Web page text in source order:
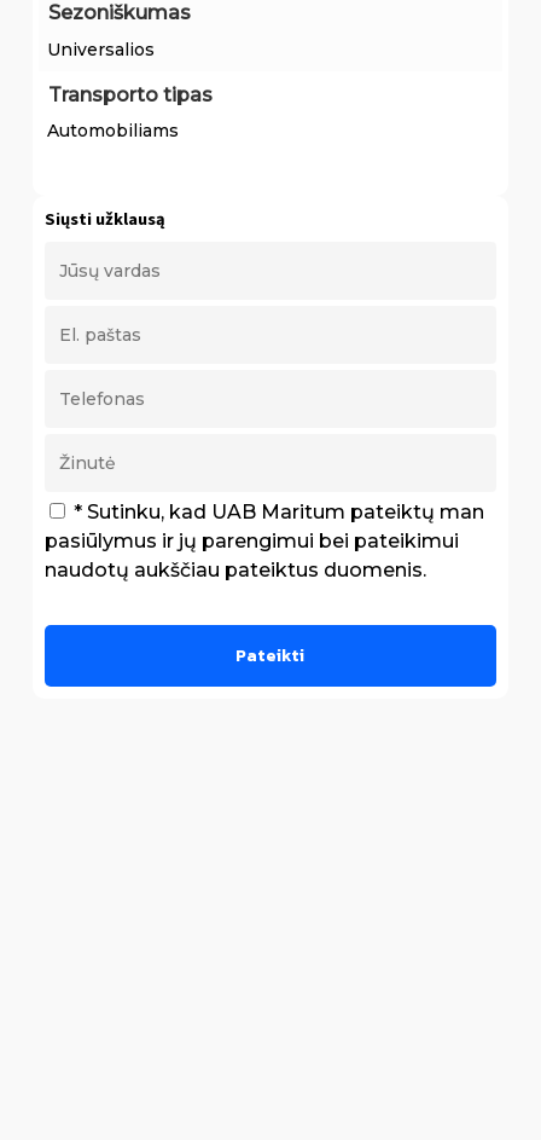
Sezoniškumas
Universalios
Transporto tipas
Automobiliams
Siųsti užklausą
* Sutinku, kad UAB Maritum pateiktų man
pasiūlymus ir jų parengimui bei pateikimui
naudotų aukščiau pateiktus duomenis.